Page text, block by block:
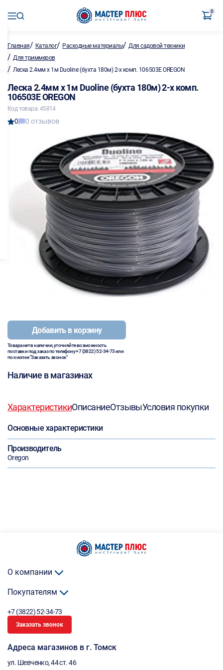
0
Главная/ Каталог/ Расходные материалы/Для садовой техники
/ Для триммеров
/ Леска 2.4мм х 1м Duoline (бухта 180м) 2-х комп. 106503E OREGON
Леска 2.4мм х 1м Duoline (бухта 180м) 2-х комп.
106503E OREGON
Код товара: 45814
0 0 отзывов
Добавить в корзину
Товара нет в наличии, уточняйте возможность
поставки под заказ по телефону+7 (3822) 52-34-73или
по кнопке "Заказать звонок"
Наличие в магазинах
ХарактеристикиОписаниеОтзывыУсловия покупки
Основные характеристики
Производитель
Oregon
О компании
Покупателям
+7 (3822) 52-34-73
Заказать звонок
Адреса магазинов в г. Томск
ул. Шевченко, 44 ст. 46